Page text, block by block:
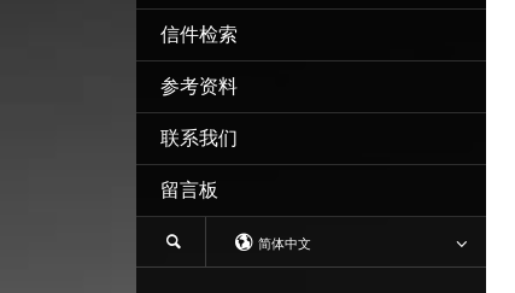
信件检索
参考资料
联系我们
留言板
简体中文